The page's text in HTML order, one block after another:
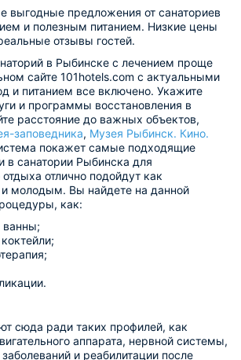
выгодные предложения от санаториев
и полезным питанием. Низкие цены
отзывы гостей.
в Рыбинске с лечением проще
сайте 101hotels.com с актуальными
и питанием все включено. Укажите
и программы восстановления в
расстояние до важных объектов,
заповедника, Музея Рыбинск. Кино.
покажет самые подходящие
в санатории Рыбинска для
отлично подойдут как
и молодым. Вы найдете на данной
как:
сюда ради таких профилей, как
аппарата, нервной системы,
заболеваний и реабилитации после